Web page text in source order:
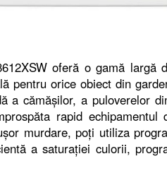
oferă o gamă largă
pentru orice obiect din
a cămășilor, a puloverelor
rapid
murdare, poți utiliza
a saturației culorii,